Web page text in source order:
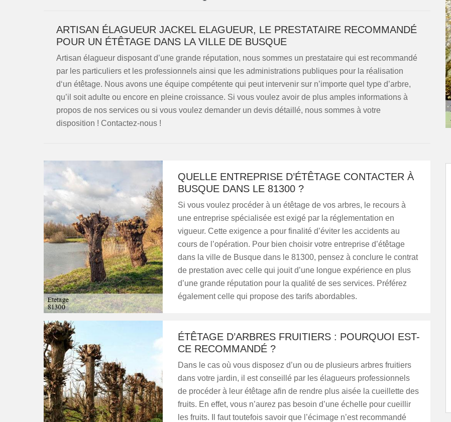
ARTISAN ÉLAGUEUR JACKEL ELAGUEUR, LE PRESTATAIRE RECOMMANDÉ
POUR UN ÉTÊTAGE DANS LA VILLE DE BUSQUE
Artisan élagueur disposant d’une grande réputation, nous sommes un prestataire qui est recommandé
par les particuliers et les professionnels ainsi que les administrations publiques pour la réalisation
d‘un étêtage. Nous avons une équipe compétente qui peut intervenir sur n’importe quel type d’arbre,
qu’il soit adulte ou encore en pleine croissance. Si vous voulez avoir de plus amples informations à
propos de nos services ou si vous voulez demander un devis détaillé, nous sommes à votre
disposition ! Contactez-nous !
QUELLE ENTREPRISE D’ÉTÊTAGE CONTACTER À
BUSQUE DANS LE 81300 ?
Si vous voulez procéder à un étêtage de vos arbres, le recours à
une entreprise spécialisée est exigé par la réglementation en
vigueur. Cette exigence a pour finalité d’éviter les accidents au
cours de l’opération. Pour bien choisir votre entreprise d’étêtage
dans la ville de Busque dans le 81300, pensez à conclure le contrat
de prestation avec celle qui jouit d’une longue expérience en plus
d’une grande réputation pour la qualité de ses services. Préférez
également celle qui propose des tarifs abordables.
ÉTÊTAGE D’ARBRES FRUITIERS : POURQUOI EST-
CE RECOMMANDÉ ?
Dans le cas où vous disposez d’un ou de plusieurs arbres fruitiers
dans votre jardin, il est conseillé par les élagueurs professionnels
de procéder à leur étêtage afin de rendre plus aisée la cueillette des
fruits. En effet, vous n’aurez pas besoin d’une échelle pour cueillir
les fruits. Il faut toutefois savoir que l’écimage n’est recommandé